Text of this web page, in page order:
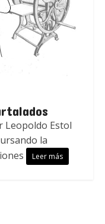
Leopoldo Estol
la
Leer más